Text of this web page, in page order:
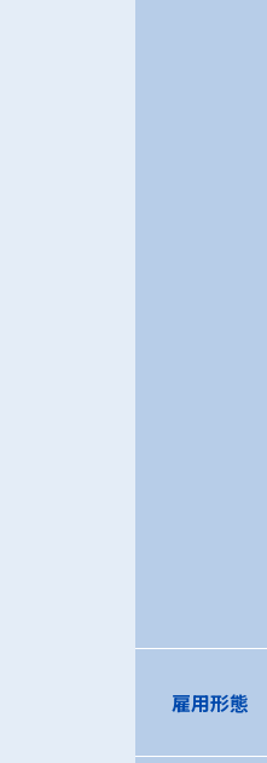
雇用形態